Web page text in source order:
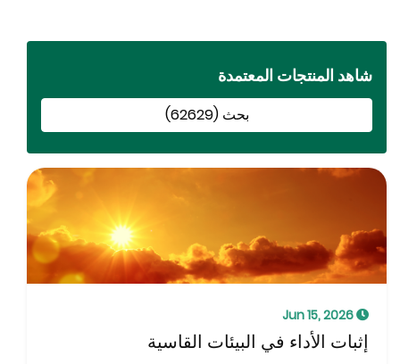
المنتجات المعتمدة
بحث (62629)
الأداء في البيئات القاسية